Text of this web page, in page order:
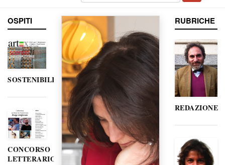
OSPITI
SOSTENIBILITÀ
CONCORSO
LETTERARIO
RUBRICHE
REDAZIONE